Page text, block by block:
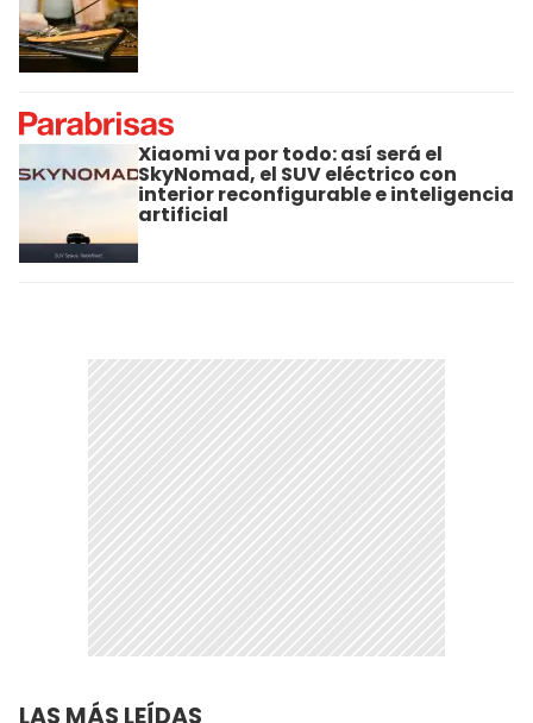
Xiaomi va por todo: así será el
SkyNomad, el SUV eléctrico con
interior reconfigurable e inteligencia
artificial